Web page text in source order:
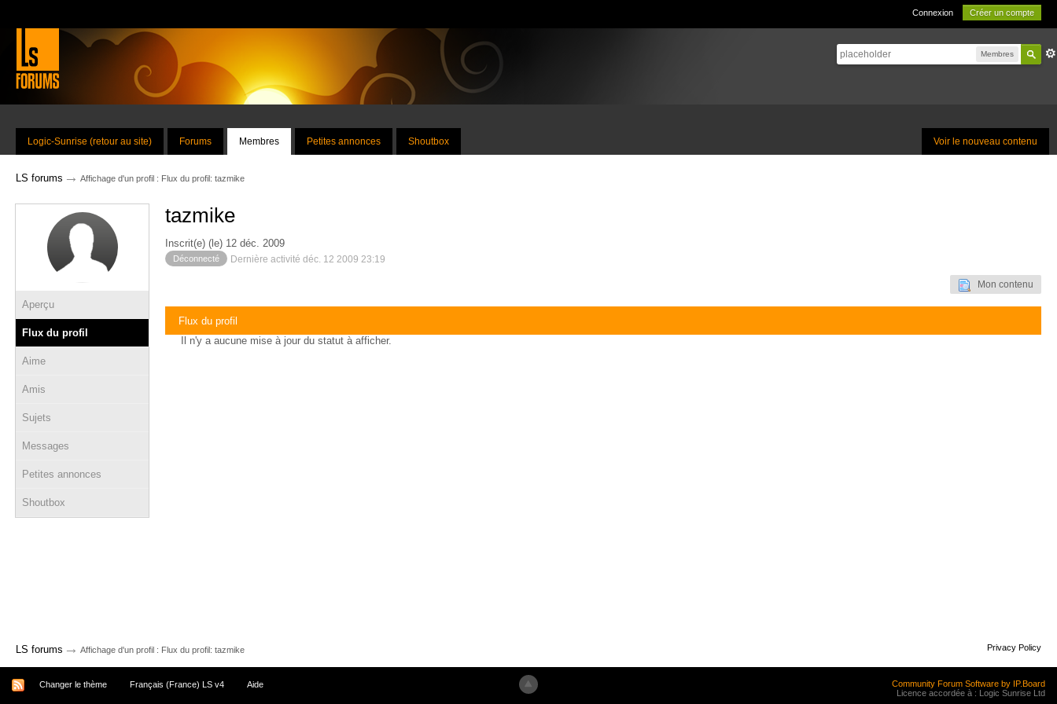
Connexion Créer un compte
Membres
Voir le nouveau contenu
Logic-Sunrise (retour au site) Forums Membres Petites annonces Shoutbox
LS forums → Affichage d'un profil : Flux du profil: tazmike
Aperçu
Flux du profil
Aime
Amis
Sujets
Messages
Petites annonces
Shoutbox
tazmike
Inscrit(e) (le) 12 déc. 2009
Déconnecté Dernière activité déc. 12 2009 23:19
Mon contenu
Flux du profil
Il n'y a aucune mise à jour du statut à afficher.
LS forums → Affichage d'un profil : Flux du profil: tazmike Privacy Policy
Changer le thème Français (France) LS v4 Aide
Community Forum Software by IP.Board
Licence accordée à : Logic Sunrise Ltd